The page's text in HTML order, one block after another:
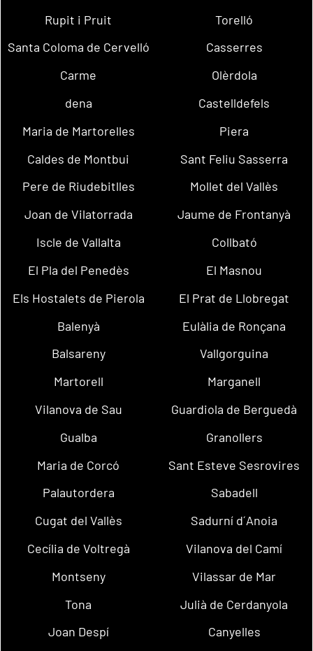
Rupit i Pruit
Torelló
Santa Coloma de Cervelló
Casserres
Carme
Olèrdola
dena
Castelldefels
Maria de Martorelles
Piera
Caldes de Montbui
Sant Feliu Sasserra
Pere de Riudebitlles
Mollet del Vallès
Joan de Vilatorrada
Jaume de Frontanyà
Iscle de Vallalta
Collbató
El Pla del Penedès
El Masnou
Els Hostalets de Pierola
El Prat de Llobregat
Balenyà
Eulàlia de Ronçana
Balsareny
Vallgorguina
Martorell
Marganell
Vilanova de Sau
Guardiola de Berguedà
Gualba
Granollers
Maria de Corcó
Sant Esteve Sesrovires
Palautordera
Sabadell
Cugat del Vallès
Sadurní d´Anoia
Cecília de Voltregà
Vilanova del Camí
Montseny
Vilassar de Mar
Tona
Julià de Cerdanyola
Joan Despí
Canyelles